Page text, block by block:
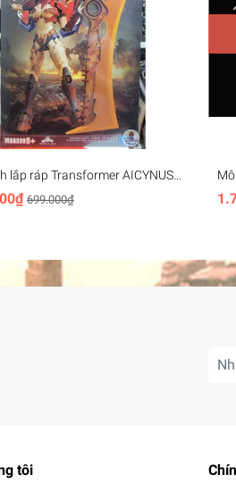
lắp ráp Transformer AICYNUS
MBREED – Infinite Charm
699.000₫
tôi